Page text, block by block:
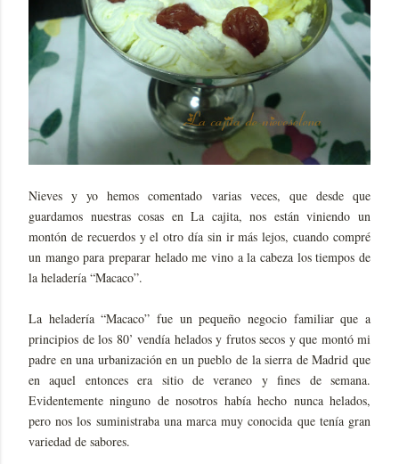
Nieves y yo hemos comentado varias veces, que desde que
guardamos nuestras cosas en La cajita, nos están viniendo un
montón de recuerdos y el otro día sin ir más lejos, cuando compré
un mango para preparar helado me vino a la cabeza los tiempos de
la heladería “Macaco”.
La heladería “Macaco” fue un pequeño negocio familiar que a
principios de los 80’ vendía helados y frutos secos y que montó mi
padre en una urbanización en un pueblo de la sierra de Madrid que
en aquel entonces era sitio de veraneo y fines de semana.
Evidentemente ninguno de nosotros había hecho nunca helados,
pero nos los suministraba una marca muy conocida que tenía gran
variedad de sabores.